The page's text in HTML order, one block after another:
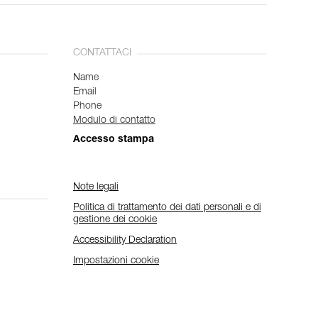
CONTATTACI
Name
Email
Phone
Modulo di contatto
Accesso stampa
Note legali
Politica di trattamento dei dati personali e di
gestione dei cookie
Accessibility Declaration
Impostazioni cookie